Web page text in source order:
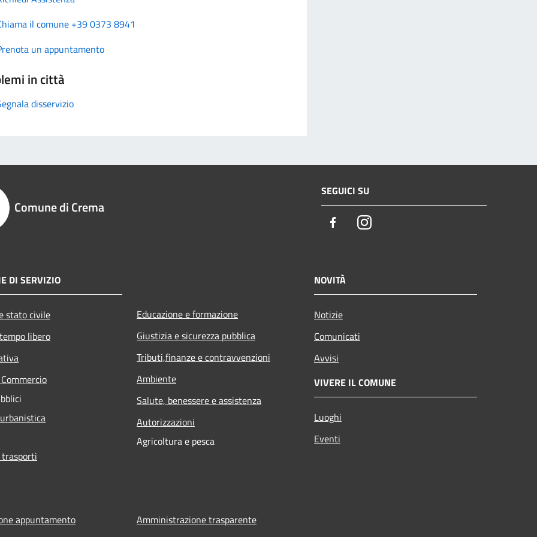
il comune +39 0373 8941
un appuntamento
in città
disservizio
Comune di Crema
SEGUICI SU
FacebookInstagram
DI SERVIZIO
stato civile
libero
Educazione e formazione
Giustizia e sicurezza pubblica
Tributi,finanze e contravvenzioni
Ambiente
Salute, benessere e assistenza
Autorizzazioni
Agricoltura e pesca
NOVITÀ
Notizie
Comunicati
Avvisi
VIVERE IL COMUNE
Luoghi
Eventi
appuntamento
Amministrazione trasparente